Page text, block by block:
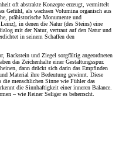
oft abstrakte Konzepte erzeugt, vermittelt
Gefühl, als wachsen Volumina organisch aus
prähistorische Monumente und
in denen die Natur (des Steins) eine
mit der Natur, vertraut auf den Natur und
in seinem Schaffen den
Backstein und Ziegel sorgfältig angeordneten
das Zeichenhalte einer Gestaltungsspur.
dann drückt sich darin das Empfinden
Material ihre Bedeutung gewinnt. Diese
die menschlichen Sinne wie Fühler das
die Sinnhaftigkeit einer inneren Balance.
– wie Reiner Seliger es beherrscht.